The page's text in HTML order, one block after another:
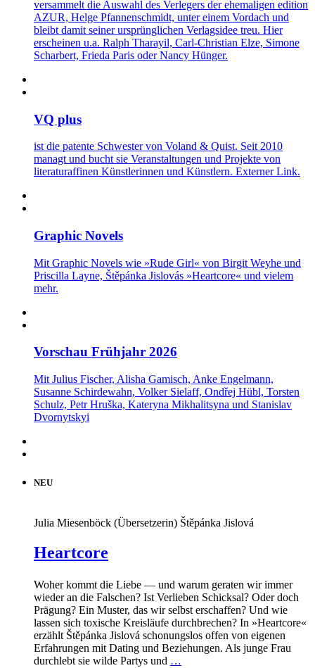
versammelt die Auswahl des Verlegers der ehemaligen edition
AZUR, Helge Pfannenschmidt, unter einem Vordach und
bleibt damit seiner ursprünglichen Verlagsidee treu. Hier
erscheinen u.a. Ralph Tharayil, Carl-Christian Elze, Simone
Scharbert, Frieda Paris oder Nancy Hünger.
VQ plus
ist die patente Schwester von Voland & Quist. Seit 2010
managt und bucht sie Veranstaltungen und Projekte von
literaturaffinen Künstlerinnen und Künstlern. Externer Link.
Graphic Novels
Mit Graphic Novels wie »Rude Girl« von Birgit Weyhe und
Priscilla Layne, Štěpánka Jislovás »Heartcore« und vielem
mehr.
Vorschau Frühjahr 2026
Mit Julius Fischer, Alisha Gamisch, Anke Engelmann,
Susanne Schirdewahn, Volker Sielaff, Ondřej Hübl, Torsten
Schulz, Petr Hruška, Kateryna Mikhalitsyna und Stanislav
Dvornytskyi
NEU
Julia Miesenböck (Übersetzerin) Štěpánka Jislová
Heartcore
Woher kommt die Liebe — und warum geraten wir immer
wieder an die Falschen? Ist Verlieben Schicksal? Oder doch
Prägung? Ein Muster, das wir selbst erschaffen? Und wie
lassen sich toxische Kreisläufe durchbrechen? In »Heartcore«
erzählt Štěpánka Jislová schonungslos offen von eigenen
Erfahrungen mit Dating und Beziehungen. Als junge Frau
durchlebt sie wilde Partys und …